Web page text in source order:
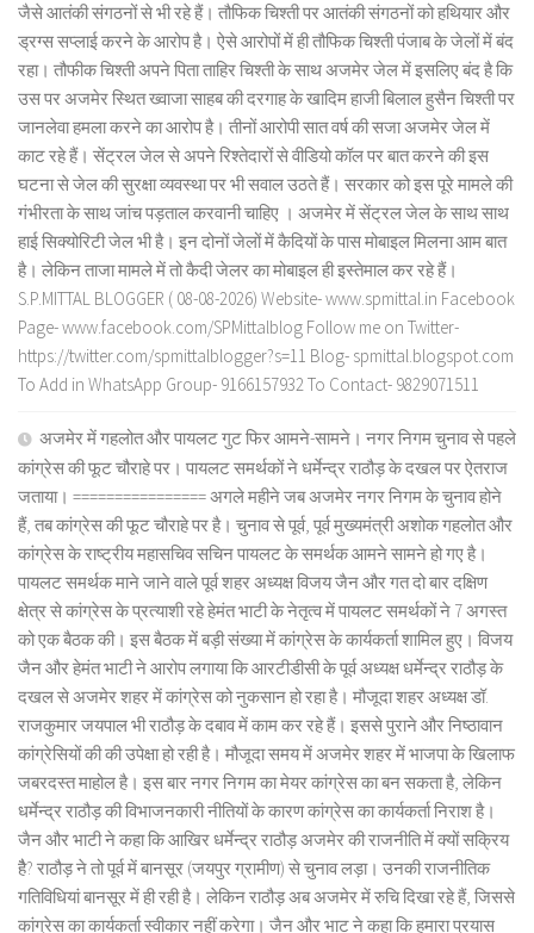
जैसे आतंकी संगठनों से भी रहे हैं। तौफिक चिश्ती पर आतंकी संगठनों को हथियार और
ड्रग्स सप्लाई करने के आरोप है। ऐसे आरोपों में ही तौफिक चिश्ती पंजाब के जेलों में बंद
रहा। तौफीक चिश्ती अपने पिता ताहिर चिश्ती के साथ अजमेर जेल में इसलिए बंद है कि
उस पर अजमेर स्थित ख्वाजा साहब की दरगाह के खादिम हाजी बिलाल हुसैन चिश्ती पर
जानलेवा हमला करने का आरोप है। तीनों आरोपी सात वर्ष की सजा अजमेर जेल में
काट रहे हैं। सेंट्रल जेल से अपने रिश्तेदारों से वीडियो कॉल पर बात करने की इस
घटना से जेल की सुरक्षा व्यवस्था पर भी सवाल उठते हैं। सरकार को इस पूरे मामले की
गंभीरता के साथ जांच पड़ताल करवानी चाहिए । अजमेर में सेंट्रल जेल के साथ साथ
हाई सिक्योरिटी जेल भी है। इन दोनों जेलों में कैदियों के पास मोबाइल मिलना आम बात
है। लेकिन ताजा मामले में तो कैदी जेलर का मोबाइल ही इस्तेमाल कर रहे हैं।
S.P.MITTAL BLOGGER ( 08-08-2026) Website- www.spmittal.in Facebook
Page- www.facebook.com/SPMittalblog Follow me on Twitter-
https://twitter.com/spmittalblogger?s=11 Blog- spmittal.blogspot.com
To Add in WhatsApp Group- 9166157932 To Contact- 9829071511
अजमेर में गहलोत और पायलट गुट फिर आमने-सामने। नगर निगम चुनाव से पहले
कांग्रेस की फूट चौराहे पर। पायलट समर्थकों ने धर्मेन्द्र राठौड़ के दखल पर ऐतराज
जताया। ================ अगले महीने जब अजमेर नगर निगम के चुनाव होने
हैं, तब कांग्रेस की फूट चौराहे पर है। चुनाव से पूर्व, पूर्व मुख्यमंत्री अशोक गहलोत और
कांग्रेस के राष्ट्रीय महासचिव सचिन पायलट के समर्थक आमने सामने हो गए है।
पायलट समर्थक माने जाने वाले पूर्व शहर अध्यक्ष विजय जैन और गत दो बार दक्षिण
क्षेत्र से कांग्रेस के प्रत्याशी रहे हेमंत भाटी के नेतृत्व में पायलट समर्थकों ने 7 अगस्त
को एक बैठक की। इस बैठक में बड़ी संख्या में कांग्रेस के कार्यकर्ता शामिल हुए। विजय
जैन और हेमंत भाटी ने आरोप लगाया कि आरटीडीसी के पूर्व अध्यक्ष धर्मेन्द्र राठौड़ के
दखल से अजमेर शहर में कांग्रेस को नुकसान हो रहा है। मौजूदा शहर अध्यक्ष डॉ.
राजकुमार जयपाल भी राठौड़ के दबाव में काम कर रहे हैं। इससे पुराने और निष्ठावान
कांग्रेसियों की की उपेक्षा हो रही है। मौजूदा समय में अजमेर शहर में भाजपा के खिलाफ
जबरदस्त माहोल है। इस बार नगर निगम का मेयर कांग्रेस का बन सकता है, लेकिन
धर्मेन्द्र राठौड़ की विभाजनकारी नीतियों के कारण कांग्रेस का कार्यकर्ता निराश है।
जैन और भाटी ने कहा कि आखिर धर्मेन्द्र राठौड़ अजमेर की राजनीति में क्यों सक्रिय
हैै? राठौड़ ने तो पूर्व में बानसूर (जयपुर ग्रामीण) से चुनाव लड़ा। उनकी राजनीतिक
गतिविधियां बानसूर में ही रही है। लेकिन राठौड़ अब अजमेर में रुचि दिखा रहे हैं, जिससे
कांग्रेस का कार्यकर्ता स्वीकार नहीं करेगा। जैन और भाट ने कहा कि हमारा प्रयास